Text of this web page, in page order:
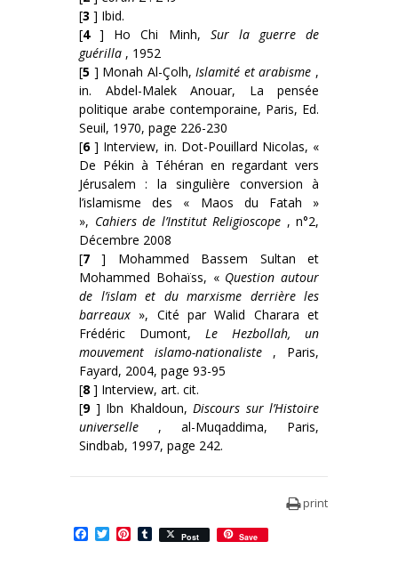
[3 ] Ibid.
[4] Ho Chi Minh, Sur la guerre de
guérilla , 1952
[5 ] Monah Al-Çolh, Islamité et arabisme ,
in. Abdel-Malek Anouar, La pensée
politique arabe contemporaine, Paris, Ed.
Seuil, 1970, page 226-230
[6] Interview, in. Dot-Pouillard Nicolas, «
De Pékin à Téhéran en regardant vers
Jérusalem : la singulière conversion à
l’islamisme des « Maos du Fatah »
», Cahiers de l’Institut Religioscope , n°2,
Décembre 2008
[7 ] Mohammed Bassem Sultan et
Mohammed Bohaïss, « Question autour
de l’islam et du marxisme derrière les
barreaux », Cité par Walid Charara et
Frédéric Dumont, Le Hezbollah, un
mouvement islamo-nationaliste , Paris,
Fayard, 2004, page 93-95
[8 ] Interview, art. cit.
[9] Ibn Khaldoun, Discours sur l’Histoire
universelle , al-Muqaddima, Paris,
Sindbab, 1997, page 242.
print
Facebook
TwitterPinterest
Tumblr
Post Save